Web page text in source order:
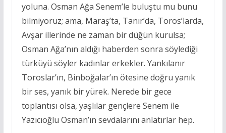
yoluna. Osman Ağa Senem’le buluştu mu bunu
bilmiyoruz; ama, Maraş’ta, Tanır’da, Toros’larda,
Avşar illerinde ne zaman bir düğün kurulsa;
Osman Ağa’nın aldığı haberden sonra söylediği
türküyü söyler kadınlar erkekler. Yankılanır
Toroslar’ın, Binboğalar’ın ötesine doğru yanık
bir ses, yanık bir yürek. Nerede bir gece
toplantısı olsa, yaşlılar gençlere Senem ile
Yazıcıoğlu Osman’ın sevdalarını anlatırlar hep.